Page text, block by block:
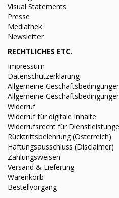
Visual Statements
Presse
Mediathek
Newsletter
RECHTLICHES ETC.
Impressum
Datenschutzerklärung
Allgemeine
Allgemeine
Widerruf
Widerruf für digitale Inhalte
Widerrufsrecht für
Rücktrittsbelehrung (Österreich)
Haftungsausschluss (Disclaimer)
Zahlungsweisen
Versand & Lieferung
Warenkorb
Bestellvorgang